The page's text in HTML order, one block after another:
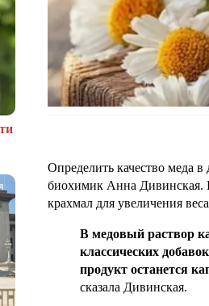
Определить качество меда
биохимик Анна Дивинская.
крахмал для увеличения
В медовый раствор
классических
продукт останется
сказала Дивинская.